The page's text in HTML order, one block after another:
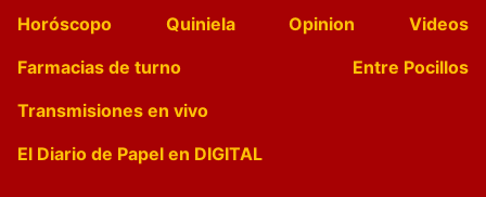
Horóscopo
Quiniela Opinion
Videos
Farmacias de turno
Entre Pocillos
Transmisiones en vivo
El Diario de Papel en DIGITAL